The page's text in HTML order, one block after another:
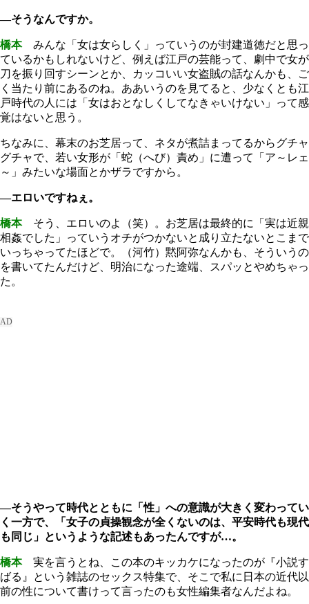
―そうなんですか。
橋本みんな「女は女らしく」っていうのが封建道徳だと思っ
ているかもしれないけど、例えば江戸の芸能って、劇中で女が
刀を振り回すシーンとか、カッコいい女盗賊の話なんかも、ご
く当たり前にあるのね。ああいうのを見てると、少なくとも江
戸時代の人には「女はおとなしくしてなきゃいけない」って感
覚はないと思う。
ちなみに、幕末のお芝居って、ネタが煮詰まってるからグチャ
グチャで、若い女形が「蛇（へび）責め」に遭って「ア～レェ
～」みたいな場面とかザラですから。
―エロいですねぇ。
橋本そう、エロいのよ（笑）。お芝居は最終的に「実は近親
相姦でした」っていうオチがつかないと成り立たないとこまで
いっちゃってたほどで。（河竹）黙阿弥なんかも、そういうの
を書いてたんだけど、明治になった途端、スパッとやめちゃっ
た。
―そうやって時代とともに「性」への意識が大きく変わってい
く一方で、「女子の貞操観念が全くないのは、平安時代も現代
も同じ」というような記述もあったんですが…。
橋本実を言うとね、この本のキッカケになったのが『小説す
ばる』という雑誌のセックス特集で、そこで私に日本の近代以
前の性について書けって言ったのも女性編集者なんだよね。